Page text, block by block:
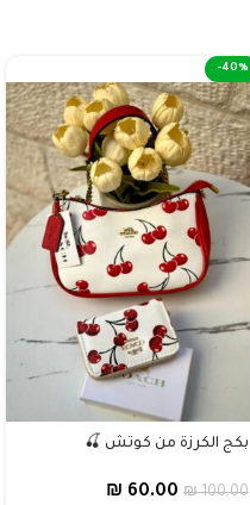
-40%
بكج الكرزة من كوتش 🍒
₪100.00
₪ 60.00